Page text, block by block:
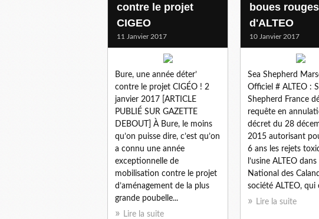
contre le projet
CIGEO
11 Janvier 2017
Bure, une année déter’
contre le projet CIGÉO ! 2
janvier 2017 [ARTICLE
PUBLIÉ SUR GAZETTE
DEBOUT] À Bure, le moins
qu’on puisse dire, c’est qu’on
a connu une année
exceptionnelle de
mobilisation contre le projet
d’aménagement de la plus
grande poubelle...
Lire la suite
boues rouges
d'ALTEO
10 Janvier 2017
Sea Shepherd
Officiel # ALTEO :
Shepherd France
requête en
décret du 28
2015 autorisant
6 ans les rejets
l’usine ALTEO
National des
société ALTEO, qui
Lire la suite